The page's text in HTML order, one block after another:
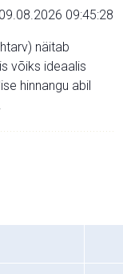
09:45:28
näitab
võiks ideaalis
hinnangu abil